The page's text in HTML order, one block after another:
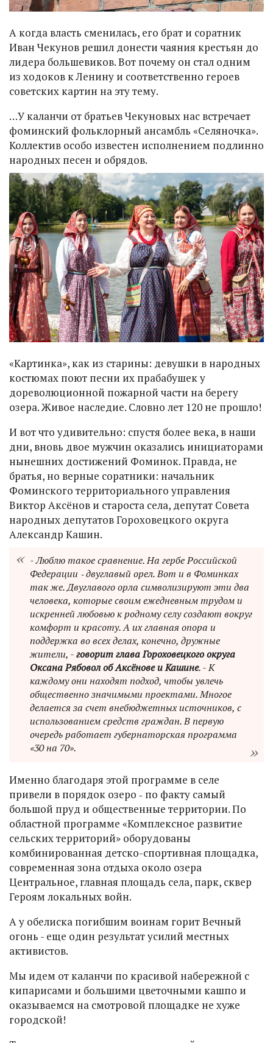
А когда власть сменилась, его брат и соратник
Иван Чекунов решил донести чаяния крестьян до
лидера большевиков. Вот почему он стал одним
из ходоков к Ленину и соответственно героев
советских картин на эту тему.
…У каланчи от братьев Чекуновых нас встречает
фоминский фольклорный ансамбль «Селяночка».
Коллектив особо известен исполнением подлинно
народных песен и обрядов.
«Картинка», как из старины: девушки в народных
костюмах поют песни их прабабушек у
дореволюционной пожарной части на берегу
озера. Живое наследие. Словно лет 120 не прошло!
И вот что удивительно: спустя более века, в наши
дни, вновь двое мужчин оказались инициаторами
нынешних достижений Фоминок. Правда, не
братья, но верные соратники: начальник
Фоминского территориального управления
Виктор Аксёнов и староста села, депутат Совета
народных депутатов Гороховецкого округа
Александр Кашин.
- Люблю такое сравнение. На гербе Российской
Федерации ‑ двуглавый орел. Вот и в Фоминках
так же. Двуглавого орла символизируют эти два
человека, которые своим ежедневным трудом и
искренней любовью к родному селу создают вокруг
комфорт и красоту. А их главная опора и
поддержка во всех делах, конечно, дружные
жители, -говорит глава Гороховецкого округа
Оксана Рябовол об Аксёнове и Кашине. - К
каждому они находят подход, чтобы увлечь
общественно значимыми проектами. Многое
делается за счет внебюджетных источников, с
использованием средств граждан. В первую
очередь работает губернаторская программа
«30 на 70».
Именно благодаря этой программе в селе
привели в порядок озеро ‑ по факту самый
большой пруд и общественные территории. По
областной программе «Комплексное развитие
сельских территорий» оборудованы
комбинированная детско-спортивная площадка,
современная зона отдыха около озера
Центральное, главная площадь села, парк, сквер
Героям локальных войн.
А у обелиска погибшим воинам горит Вечный
огонь - еще один результат усилий местных
активистов.
Мы идем от каланчи по красивой набережной с
кипарисами и большими цветочными кашпо и
оказываемся на смотровой площадке не хуже
городской!